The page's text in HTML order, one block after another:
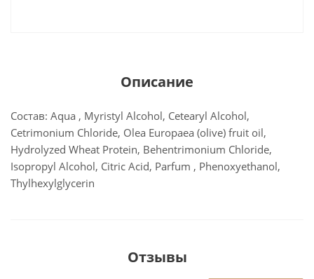
Описание
Состав: Aqua , Myristyl Alcohol, Cetearyl Alcohol,
Cetrimonium Chloride, Olea Europaea (olive) fruit oil,
Hydrolyzed Wheat Protein, Behentrimonium Chloride,
Isopropyl Alcohol, Citric Acid, Parfum , Phenoxyethanol,
Thylhexylglycerin
Отзывы